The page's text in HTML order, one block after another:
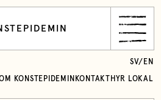
KONSTEPIDEMIN KONTAKT HYR LOKAL
SV/ EN